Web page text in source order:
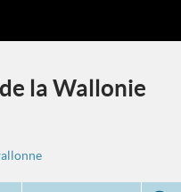
la Wallonie